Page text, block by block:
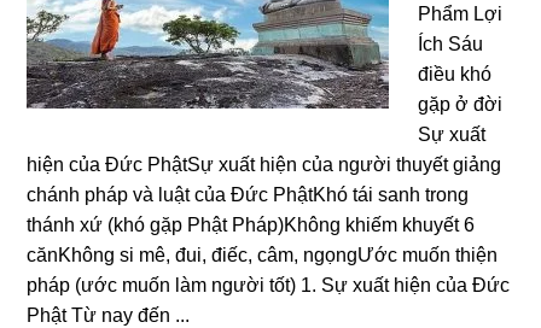
Phẩm Lợi
Ích Sáu
điều khó
gặp ở đời
Sự xuất
hiện của Đức PhậtSự xuất hiện của người thuyết giảng
chánh pháp và luật của Đức PhậtKhó tái sanh trong
thánh xứ (khó gặp Phật Pháp)Không khiếm khuyết 6
cănKhông si mê, đui, điếc, câm, ngọngƯớc muốn thiện
pháp (ước muốn làm người tốt) 1. Sự xuất hiện của Đức
Phật Từ nay đến ...